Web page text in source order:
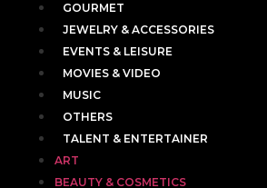
GOURMET
JEWELRY & ACCESSORIES
EVENTS & LEISURE
MOVIES & VIDEO
MUSIC
OTHERS
TALENT & ENTERTAINER
ART
BEAUTY & COSMETICS